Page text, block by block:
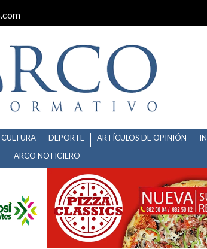
CULTURA DEPORTE ARTÍCULOS DE OPINIÓN
ARCO NOTICIERO
INFORMATIVO PARA